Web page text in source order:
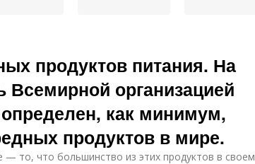
продуктов питания. На
Всемирной организацией
как минимум,
продуктов в мире.
то, что большинство из этих продуктов в своем